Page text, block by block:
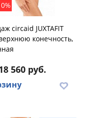
circaid JUXTAFIT
конечность,
560 руб.